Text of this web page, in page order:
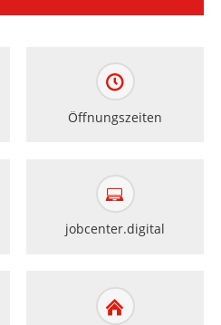
Öffnungszeiten
jobcenter.digital